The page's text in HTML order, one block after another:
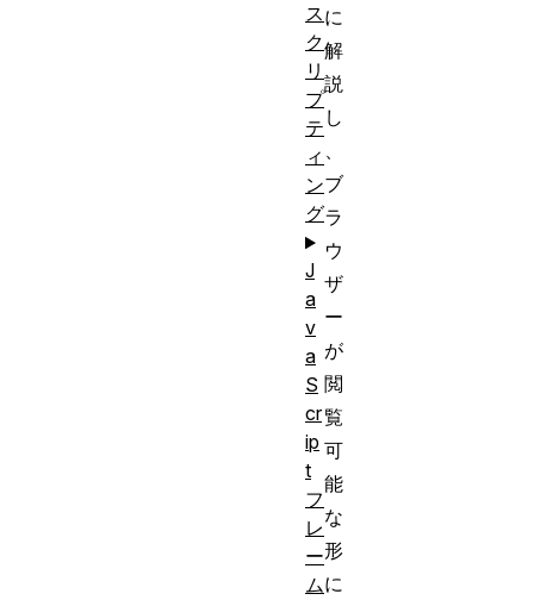
に
解
説
し
ブ
ラ
ウ
ザ
ー
が
閲
覧
可
能
な
形
に
ス
ク
リ
プ
テ
ィ
ン
グ
J
a
v
a
S
cr
ip
t
フ
レ
ー
ム